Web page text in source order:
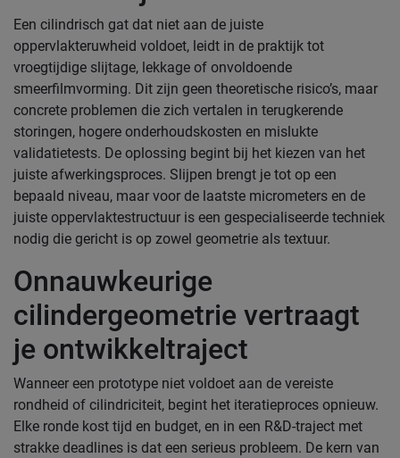
Een cilindrisch gat dat niet aan de juiste
oppervlakteruwheid voldoet, leidt in de praktijk tot
vroegtijdige slijtage, lekkage of onvoldoende
smeerfilmvorming. Dit zijn geen theoretische risico’s, maar
concrete problemen die zich vertalen in terugkerende
storingen, hogere onderhoudskosten en mislukte
validatietests. De oplossing begint bij het kiezen van het
juiste afwerkingsproces. Slijpen brengt je tot op een
bepaald niveau, maar voor de laatste micrometers en de
juiste oppervlaktestructuur is een gespecialiseerde techniek
nodig die gericht is op zowel geometrie als textuur.
Onnauwkeurige
cilindergeometrie vertraagt
je ontwikkeltraject
Wanneer een prototype niet voldoet aan de vereiste
rondheid of cilindriciteit, begint het iteratieproces opnieuw.
Elke ronde kost tijd en budget, en in een R&D-traject met
strakke deadlines is dat een serieus probleem. De kern van